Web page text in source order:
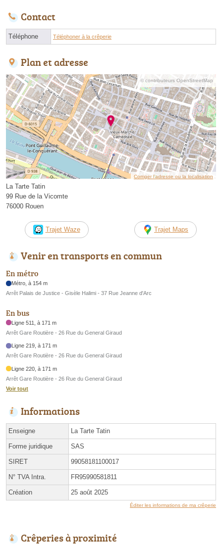
Contact
Téléphone Téléphoner à la crêperie
Plan et adresse
© contributeurs OpenStreetMap
Corriger l’adresse ou la localisation
La Tarte Tatin
99 Rue de la Vicomte
76000 Rouen
Trajet Waze Trajet Maps
Venir en transports en commun
En métro
Métro, à 154 m
Arrêt Palais de Justice - Gisèle Halimi - 37 Rue Jeanne d'Arc
En bus
Ligne 511, à 171 m
Arrêt Gare Routière - 26 Rue du General Giraud
Ligne 219, à 171 m
Arrêt Gare Routière - 26 Rue du General Giraud
Ligne 220, à 171 m
Arrêt Gare Routière - 26 Rue du General Giraud
Voir tout
Informations
Enseigne La Tarte Tatin
Forme juridique SAS
SIRET 99058181100017
N° TVA Intra. FR95990581811
Création 25 août 2025
Éditer les informations de ma crêperie
Crêperies à proximité